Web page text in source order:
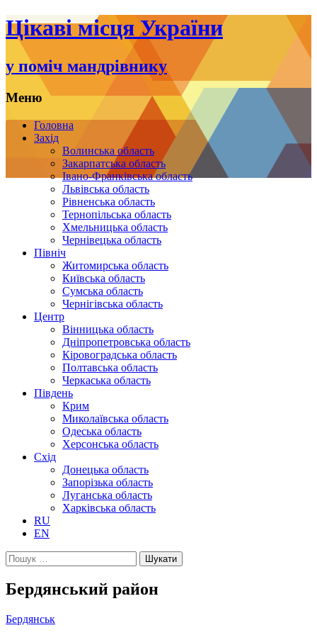
Цікаві місця України
у поміч мандрівнику
Меню
Переміститись
Головна
Захід
Волинська область
Закарпатська область
Івано-Франківська область
Львівська область
Рівненська область
Тернопільська область
Хмельницька область
Чернівецька область
Північ
Житомирська область
Київська область
Сумська область
Чернігівська область
Центр
Вінницька область
Дніпропетровська область
Кіровоградська область
Полтавська область
Черкаська область
Південь
Крим
Миколаївська область
Одеська область
Херсонська область
Схід
Донецька область
Запорізька область
Луганська область
Харківська область
RU
EN
Пошук:
Бердянський район
Бердянськ